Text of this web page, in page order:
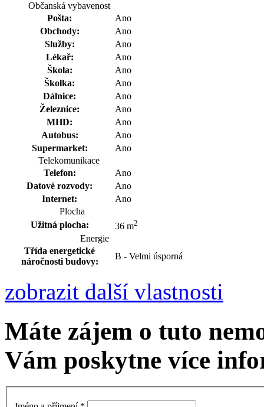
Občanská vybavenost
Pošta:
Ano
Obchody:
Ano
Služby:
Ano
Lékař:
Ano
Škola:
Ano
Školka:
Ano
Dálnice:
Ano
Železnice:
Ano
MHD:
Ano
Autobus:
Ano
Supermarket:
Ano
Telekomunikace
Telefon:
Ano
Datové rozvody:
Ano
Internet:
Ano
Plocha
Užitná plocha:
36 m2
Energie
Třída energetické
náročnosti budovy:
B - Velmi úsporná
zobrazit další vlastnosti
Máte zájem o tuto
Vám poskytne více